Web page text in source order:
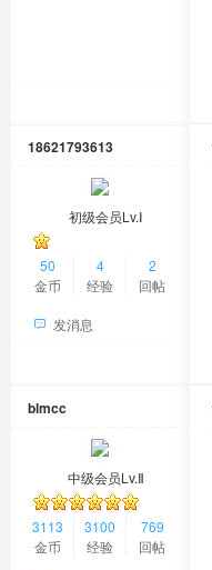
18621793613
初级会员Lv.Ⅰ
50
金币
4
经验
2
回帖
发消息
blmcc
中级会员Lv.Ⅱ
3113
金币
3100
经验
769
回帖